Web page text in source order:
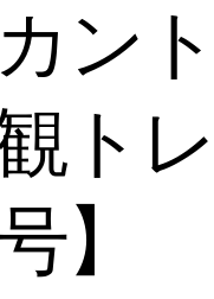
カン
ト
】